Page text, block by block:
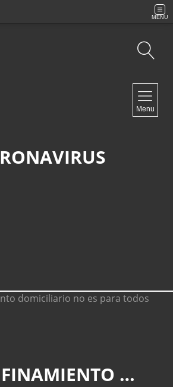
MENU
Menu
EL CONFINAMIENTO DOMICILIARIO NO ES PARA TODOS